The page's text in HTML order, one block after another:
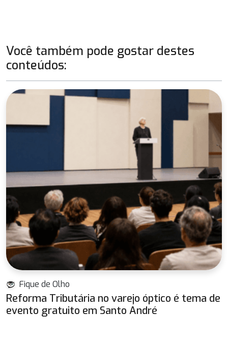
Você também pode gostar destes
conteúdos:
Fique de Olho
Reforma Tributária no varejo óptico é tema de
evento gratuito em Santo André